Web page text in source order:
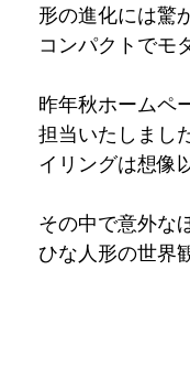
形の進化には驚
コンパクトでモ
昨年秋ホームペ
担当いたしまし
イリングは想像
その中で意外な
ひな人形の世界